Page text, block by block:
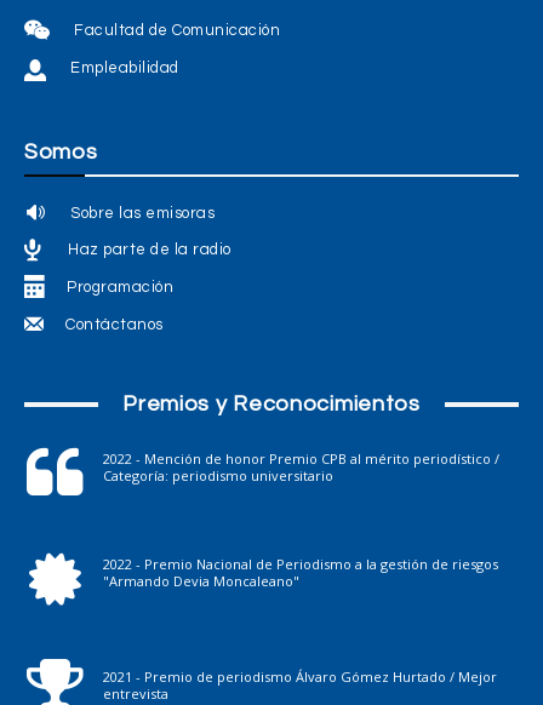
Facultad de Comunicación
Empleabilidad
Somos
Sobre las emisoras
Haz parte de la radio
Programación
Contáctanos
Premios y Reconocimientos
2022 - Mención de honor Premio CPB al mérito periodístico /
Categoría: periodismo universitario
2022 - Premio Nacional de Periodismo a la gestión de riesgos
"Armando Devia Moncaleano"
2021 - Premio de periodismo Álvaro Gómez Hurtado / Mejor
entrevista